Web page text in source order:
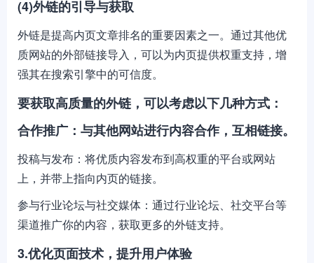
(4)外链的引导与获取
外链是提高内页文章排名的重要因素之一。通过其他优
质网站的外部链接导入，可以为内页提供权重支持，增
强其在搜索引擎中的可信度。
要获取高质量的外链，可以考虑以下几种方式：
合作推广：与其他网站进行内容合作，互相链接。
投稿与发布：将优质内容发布到高权重的平台或网站
上，并带上指向内页的链接。
参与行业论坛与社交媒体：通过行业论坛、社交平台等
渠道推广你的内容，获取更多的外链支持。
3.优化页面技术，提升用户体验